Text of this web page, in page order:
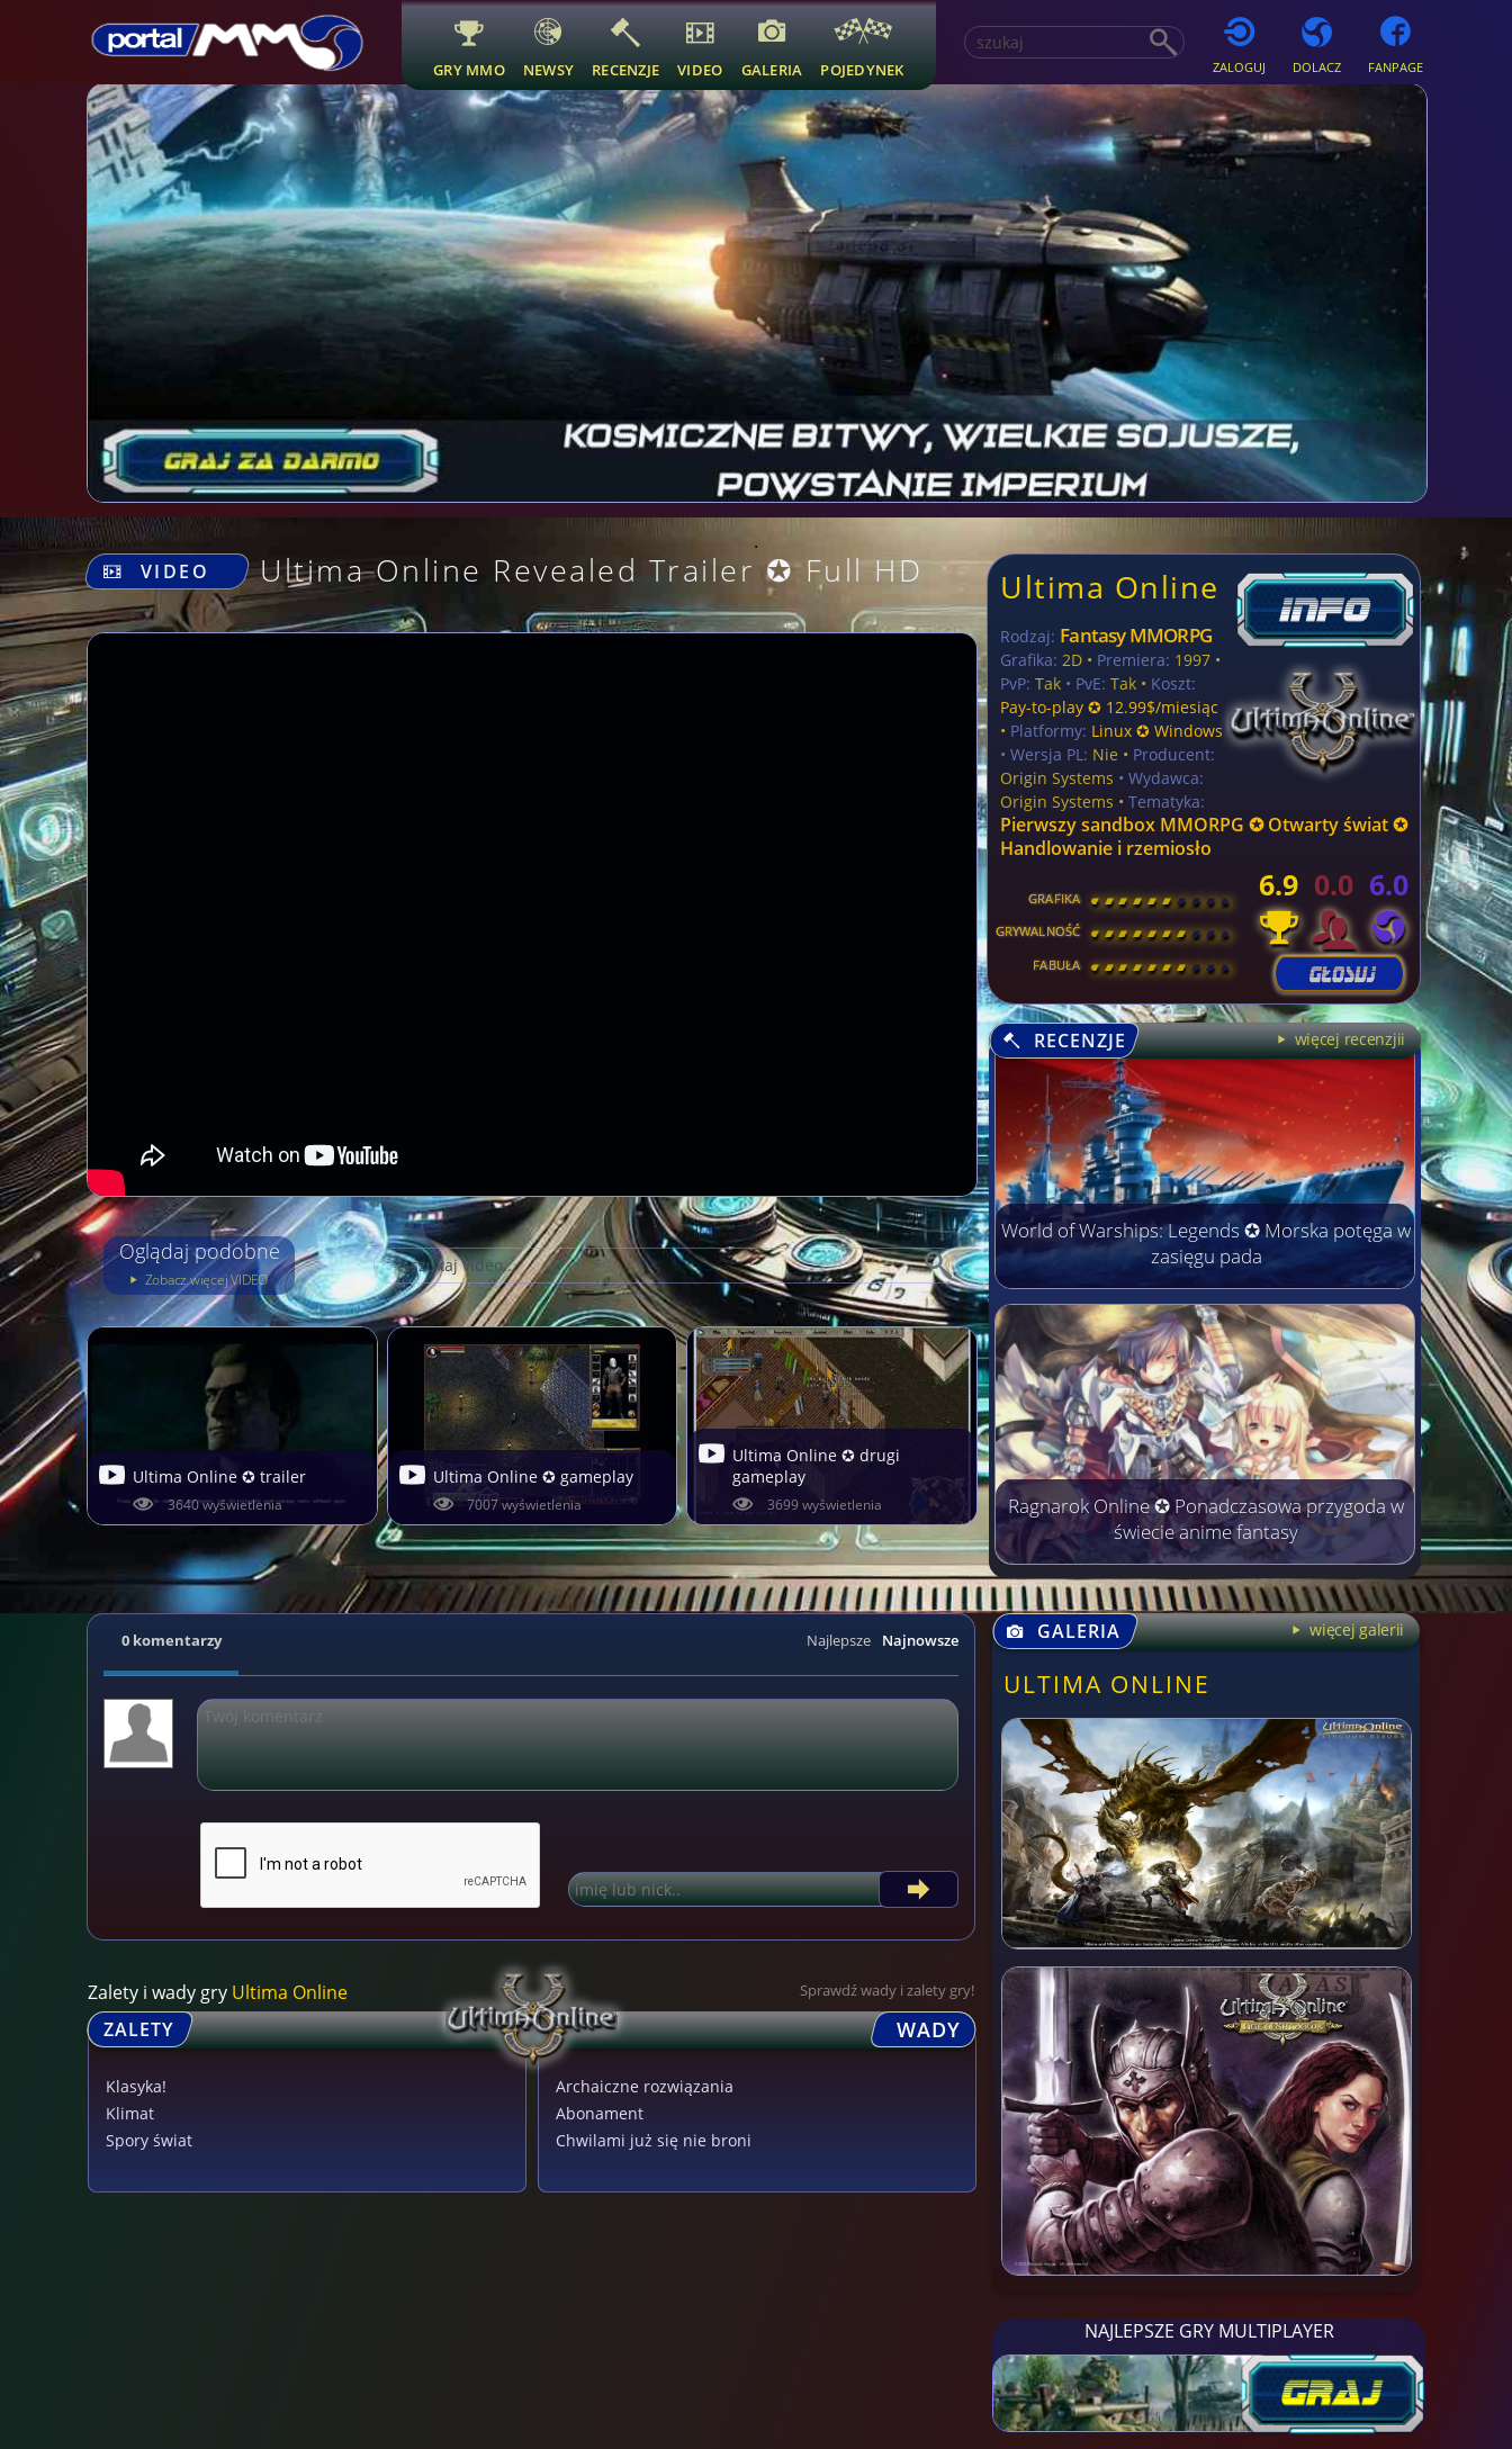
GRY MMO NEWSY RECENZJE VIDEO GALERIA POJEDYNEK ZALOGUJ DOLACZ FANPAGE
.
VIDEO
Ultima Online Revealed Trailer ✪ Full HD
Oglądaj podobne
Zobacz więcej VIDEO
Ultima Online ✪ trailer
3640 wyświetlenia
Ultima Online ✪ gameplay
7007 wyświetlenia
Ultima Online ✪ drugi
gameplay
3699 wyświetlenia
Ultima Online
Rodzaj: Fantasy MMORPG
Grafika: 2D • Premiera: 1997 •
PvP: Tak • PvE: Tak • Koszt:
Pay-to-play ✪ 12.99$/miesiąc
• Platformy: Linux ✪ Windows
• Wersja PL: Nie • Producent:
Origin Systems • Wydawca:
Origin Systems •Tematyka:
Pierwszy sandbox MMORPG ✪ Otwarty świat ✪
Handlowanie i rzemiosło
GRAFIKA [ \ \ \ \ \ \ \ \ ]
GRYWALNOŚĆ [ \ \ \ \ \ \ \ \ ]
FABUŁA [ \ \ \ \ \ \ \ \ ]
6.9 0.0 6.0
RECENZJE więcej recenzjii
World of Warships: Legends ✪ Morska potęga w
zasięgu pada
Ragnarok Online ✪ Ponadczasowa przygoda w
świecie anime fantasy
Najnowsze
Najlepsze
0 komentarzy
Zalety i wady gry Ultima Online Sprawdź wady i zalety gry!
ZALETY WADY
Klasyka!
Klimat
Spory świat
Archaiczne rozwiązania
Abonament
Chwilami już się nie broni
GALERIA więcej galerii
ULTIMA ONLINE
NAJLEPSZE GRY MULTIPLAYER